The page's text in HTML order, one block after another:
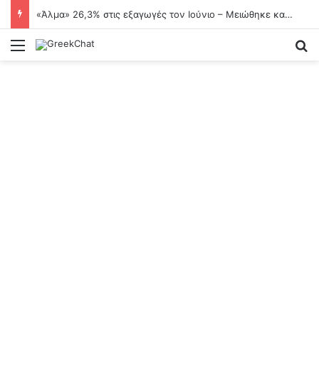
«Άλμα» 26,3% στις εξαγωγές τον Ιούνιο – Μειώθηκε κατά 18,1% το εμπορικό έλλειμμα
Menu